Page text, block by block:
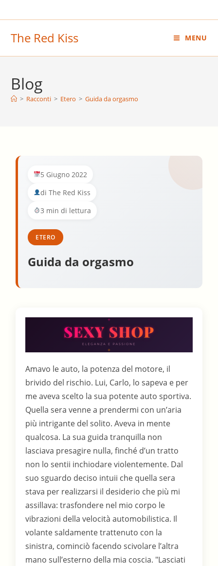
al
The Red Kiss MENU
Blog
> Racconti > Etero > Guida da orgasmo
5 Giugno 2022
di The Red Kiss
3 min di lettura
ETERO
Guida da orgasmo
Amavo le auto, la potenza del motore, il
brivido del rischio. Lui, Carlo, lo sapeva e per
me aveva scelto la sua potente auto sportiva.
Quella sera venne a prendermi con un’aria
più intrigante del solito. Aveva in mente
qualcosa. La sua guida tranquilla non
lasciava presagire nulla, finché d’un tratto
non lo sentii inchiodare violentemente. Dal
suo sguardo deciso intuii che quella sera
stava per realizzarsi il desiderio che più mi
assillava: trasfondere nel mio corpo le
vibrazioni della velocità automobilistica. Il
volante saldamente trattenuto con la
sinistra, cominciò facendo scivolare l’altra
mano sull’esterno della mia coscia. "Lasciati